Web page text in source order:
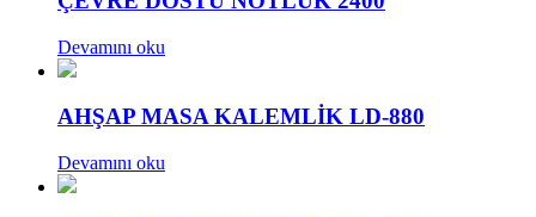
Devamını oku
AHŞAP MASA KALEMLİK LD-880
Devamını oku